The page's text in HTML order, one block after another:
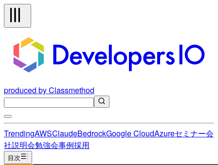
produced by Classmethod
TrendingAWSClaudeBedrockGoogle CloudAzureセミナー会
社説明会勉強会事例採用
目次